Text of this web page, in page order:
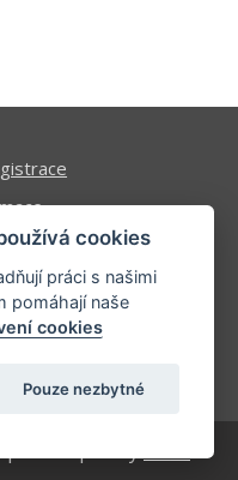
cookies
práci s našimi
pomáhají naše
cookies
Pouze nezbytné